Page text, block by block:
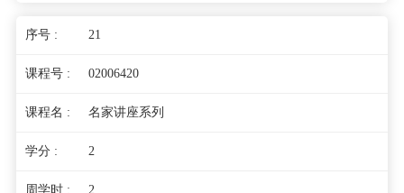
21
02006420
名家讲座系列
2
2